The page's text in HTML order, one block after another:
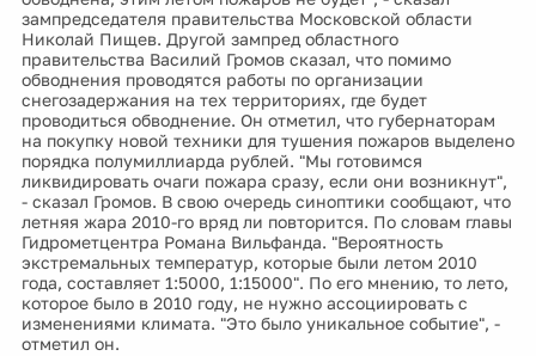
зампредседателя правительства Московской области
Николай Пищев. Другой зампред областного
правительства Василий Громов сказал, что помимо
обводнения проводятся работы по организации
снегозадержания на тех территориях, где будет
проводиться обводнение. Он отметил, что губернаторам
на покупку новой техники для тушения пожаров выделено
порядка полумиллиарда рублей. "Мы готовимся
ликвидировать очаги пожара сразу, если они возникнут",
- сказал Громов. В свою очередь синоптики сообщают, что
летняя жара 2010-го вряд ли повторится. По словам главы
Гидрометцентра Романа Вильфанда. "Вероятность
экстремальных температур, которые были летом 2010
года, составляет 1:5000, 1:15000". По его мнению, то лето,
которое было в 2010 году, не нужно ассоциировать с
изменениями климата. "Это было уникальное событие", -
отметил он.